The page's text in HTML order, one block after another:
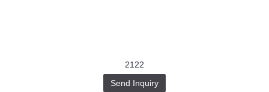
2122
Send Inquiry